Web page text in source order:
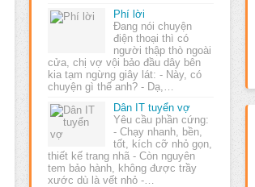
Phí lời
Đang nói chuyện
điện thoại thì có
người thập thò ngoài
cửa, chị vợ vội bảo đầu dây bên
kia tạm ngừng giây lát: - Này, có
chuyện gì thế anh? - Dạ,…
Dân IT tuyển vợ
Yêu cầu phần cứng:
- Chạy nhanh, bền,
tốt, kích cỡ nhỏ gọn,
thiết kế trang nhã - Còn nguyên
tem bảo hành, không được trầy
xước dù là vết nhỏ -…